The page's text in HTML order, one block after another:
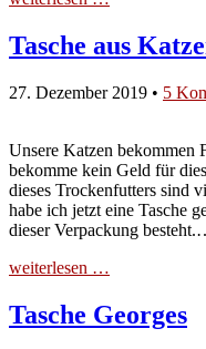
Tasche aus
27. Dezember 2019 • 5
Unsere Katzen bekommen
bekomme kein Geld für
dieses Trockenfutters sind
habe ich jetzt eine Tasche
dieser Verpackung
weiterlesen …
Tasche Georges